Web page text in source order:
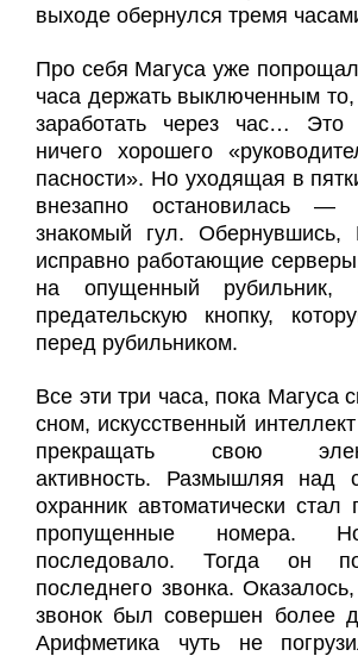
выходе обернулся тремя
Про себя Магуса уже
часа держать выключенным
заработать через час…
ничего хорошего
пасности». Но уходящая в
внезапно остановилась
знакомый гул. Обернувшись,
исправно работающие
на опущенный
предательскую кнопку,
перед рубильником.
Все эти три часа, пока Магуса
сном, искусственный
прекращать свою
активность. Размышляя над
охранник автоматически стал
пропущенные номера.
последовало. Тогда он
последнего звонка.
звонок был совершен более
Арифметика чуть не